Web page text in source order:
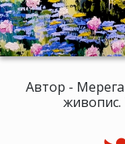
Автор - Мерега
живопис.